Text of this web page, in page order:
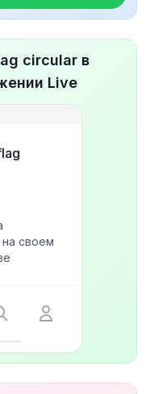
circular в
Live
своем